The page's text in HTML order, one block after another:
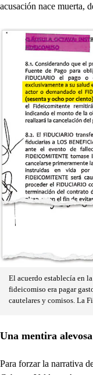
acusación nace muerta,
El acuerdo establecía en
fideicomiso era pagar
cautelares y comisos. La
Una mentira
Para forzar la narrativa